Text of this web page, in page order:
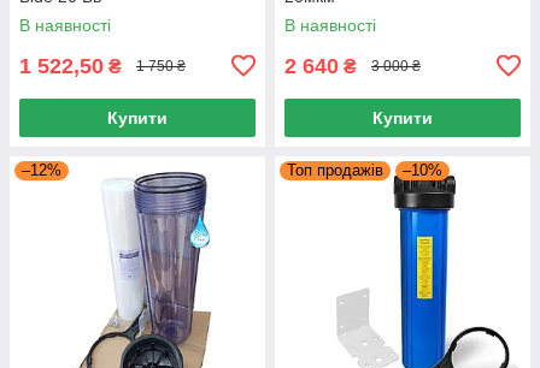
В наявності
1 522,50 ₴ 1 750 ₴
Купити
В наявності
2 640 ₴ 3 000 ₴
Купити
–12% Топ продажів –10%